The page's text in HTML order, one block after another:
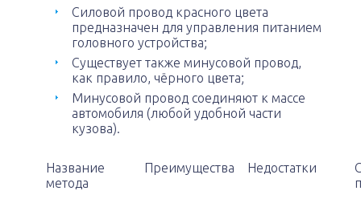
Силовой провод красного цвета
предназначен для управления питанием
головного устройства;
Существует также минусовой провод,
как правило, чёрного цвета;
Минусовой провод соединяют к массе
автомобиля (любой удобной части
кузова).
Название
метода
Преимущества Недостатки